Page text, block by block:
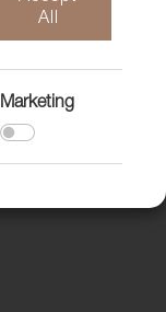
All
Marketing